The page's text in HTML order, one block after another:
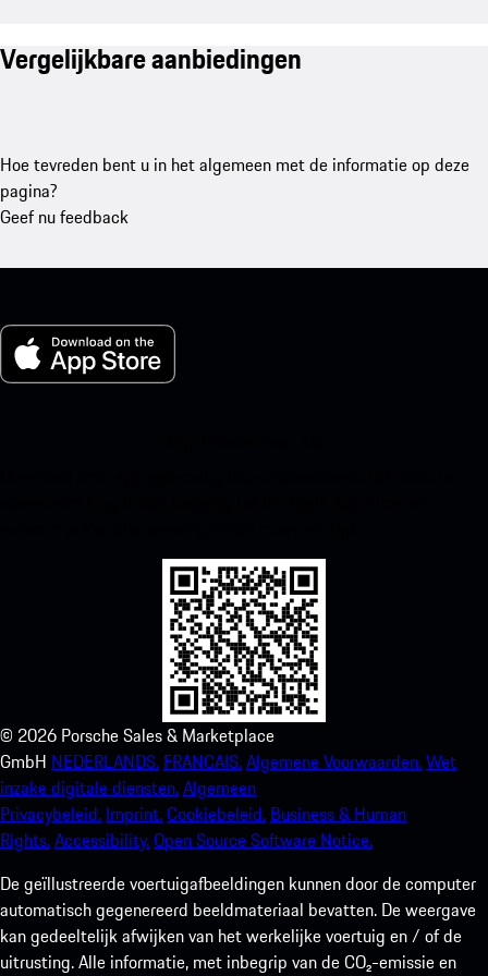
Vergelijkbare aanbiedingen
Hoe tevreden bent u in het algemeen met de informatie op deze
pagina?
Geef nu feedback
© 2026 Porsche Sales & Marketplace
GmbH NEDERLANDS. FRANCAIS.Algemene Voorwaarden.Wet
inzake digitale diensten.Algemeen
Privacybeleid. Imprint.Cookiebeleid. Business & Human
Rights.Accessibility.Open Source Software Notice.
De geïllustreerde voertuigafbeeldingen kunnen door de computer
automatisch gegenereerd beeldmateriaal bevatten. De weergave
kan gedeeltelijk afwijken van het werkelijke voertuig en / of de
uitrusting. Alle informatie, met inbegrip van de CO₂-emissie en